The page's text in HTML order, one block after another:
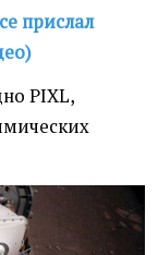
прислал
PIXL,